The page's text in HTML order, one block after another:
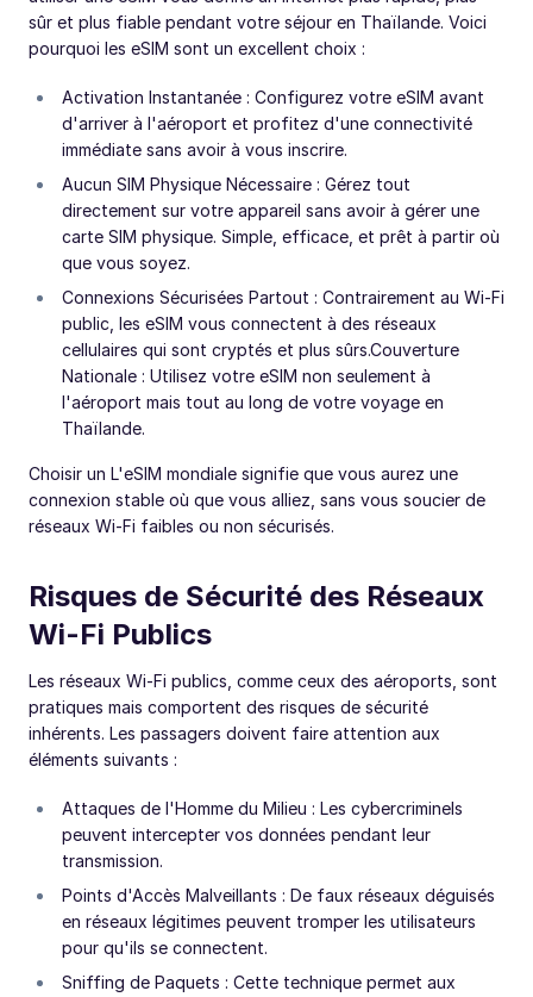
sûr et plus fiable pendant votre séjour en Thaïlande. Voici
pourquoi les eSIM sont un excellent choix :
Activation Instantanée : Configurez votre eSIM avant
d'arriver à l'aéroport et profitez d'une connectivité
immédiate sans avoir à vous inscrire.
Aucun SIM Physique Nécessaire : Gérez tout
directement sur votre appareil sans avoir à gérer une
carte SIM physique. Simple, efficace, et prêt à partir où
que vous soyez.
Connexions Sécurisées Partout : Contrairement au Wi-Fi
public, les eSIM vous connectent à des réseaux
cellulaires qui sont cryptés et plus sûrs.Couverture
Nationale : Utilisez votre eSIM non seulement à
l'aéroport mais tout au long de votre voyage en
Thaïlande.
Choisir un L'eSIM mondiale signifie que vous aurez une
connexion stable où que vous alliez, sans vous soucier de
réseaux Wi-Fi faibles ou non sécurisés.
Risques de Sécurité des Réseaux
Wi-Fi Publics
Les réseaux Wi-Fi publics, comme ceux des aéroports, sont
pratiques mais comportent des risques de sécurité
inhérents. Les passagers doivent faire attention aux
éléments suivants :
Attaques de l'Homme du Milieu : Les cybercriminels
peuvent intercepter vos données pendant leur
transmission.
Points d'Accès Malveillants : De faux réseaux déguisés
en réseaux légitimes peuvent tromper les utilisateurs
pour qu'ils se connectent.
Sniffing de Paquets : Cette technique permet aux